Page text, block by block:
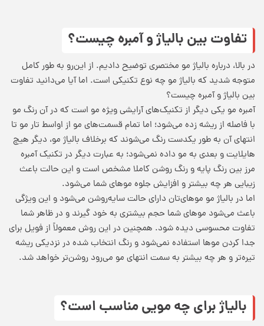
تفاوت بین بالیاژ و آمبره چیست؟
در بالا، درباره بالیاژ مو مختصری توضیح دادیم. از این‌رو به طور کامل
متوجه شدید که بالیاژ مو چه نوع تکنیکی است. اما آیا می‌دانید تفاوت
بین بالیاژ و آمبره چیست؟
آمبره مو یکی دیگر از تکنیک‌های آرایشی ویژه مو است که در آن رنگ مو
با فاصله از ریشه زده می‌شود؛ اما تمام قسمت‌های مو از اواسط تار مو تا
انتهای آن به طور یکدست رنگ می‌شوند که برخلاف بالیاژ مو، دیگر هیچ
هایلایت و بعدی به مو داده نمی‌شود؛ به عبارت دیگر در تکنیک آمبره
مرز بین رنگ پایه و رنگ روشن کاملا مشخص است و این حالت باعث
زیبایی هر چه بیشتر و افزایش جلوه موهای شما می‌شود.
اما در بالیاژ مو موهای‌تان دارای حالت سایه‌روشن می‌شود و این ویژگی
باعث می‌شود موهای شما حجم بیشتری به خود گیرند و در ظاهر شما
تفاوت محسوسی دیده شود. همچنین در این روش معمولاً از فویل برای
جدا کردن موها استفاده نمی‌شود و رنگ انتخاب شده در نزدیکی ریشه
تیره‌تر و هر چه بیشتر به سمت انتهای مو می‌رود روشن‌تر خواهد شد.
بالیاژ برای چه مویی مناسب است؟